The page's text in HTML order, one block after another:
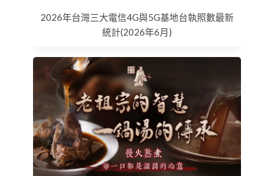
2026年台灣三大電信4G與5G基地台執照數最新
統計(2026年6月)